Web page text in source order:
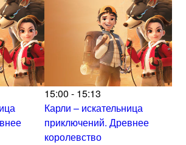
15:00 - 15:13
Карли – искательница
приключений. Древнее
королевство